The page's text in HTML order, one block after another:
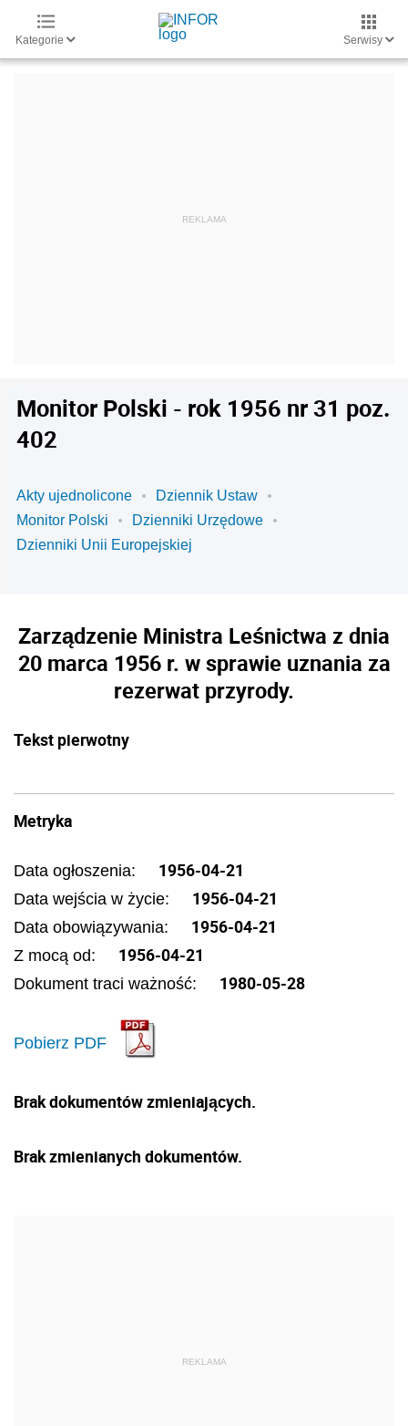
Kategorie Serwisy
Monitor Polski - rok 1956 nr 31 poz.
402
Akty ujednolicone
Dziennik Ustaw
Monitor Polski
Dzienniki Urzędowe
Dzienniki Unii Europejskiej
Zarządzenie Ministra Leśnictwa z dnia
20 marca 1956 r. w sprawie uznania za
rezerwat przyrody.
Tekst pierwotny
Metryka
Data ogłoszenia: 1956-04-21
Data wejścia w życie: 1956-04-21
Data obowiązywania: 1956-04-21
Z mocą od: 1956-04-21
Dokument traci ważność: 1980-05-28
Pobierz PDF
Brak dokumentów zmieniających.
Brak zmienianych dokumentów.